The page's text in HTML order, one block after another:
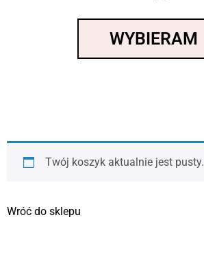
WYBIERAM
Twój koszyk aktualnie jest pusty.
Wróć do sklepu